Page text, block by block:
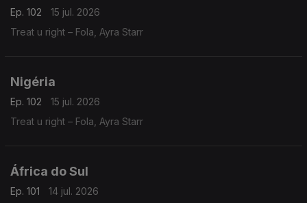
Ep. 102
15 jul. 2026
Treat u right – Fola, Ayra Starr
Nigéria
Ep. 102
15 jul. 2026
Treat u right – Fola, Ayra Starr
África do Sul
Ep. 101
14 jul. 2026